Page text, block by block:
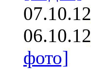
07.10.12
06.10.12
фото]